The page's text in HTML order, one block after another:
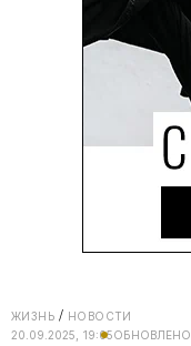
ЖИЗНЬ
НОВОСТИ
20.09.2025, 19:05ОБНОВЛЕНО